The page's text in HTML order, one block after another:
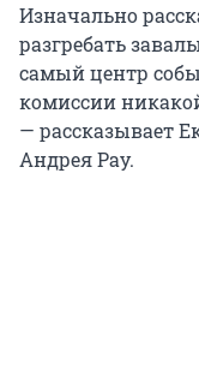
Изначально
разгребать
самый центр
комиссии
— рассказывает
Андрея Рау.